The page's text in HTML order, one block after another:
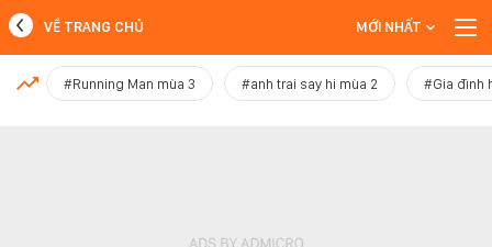
MỚI NHẤT
VỀ TRANG CHỦ MỚI NHẤT
#Running Man mùa 3 #anh trai say hi mùa 2 #Gia đình